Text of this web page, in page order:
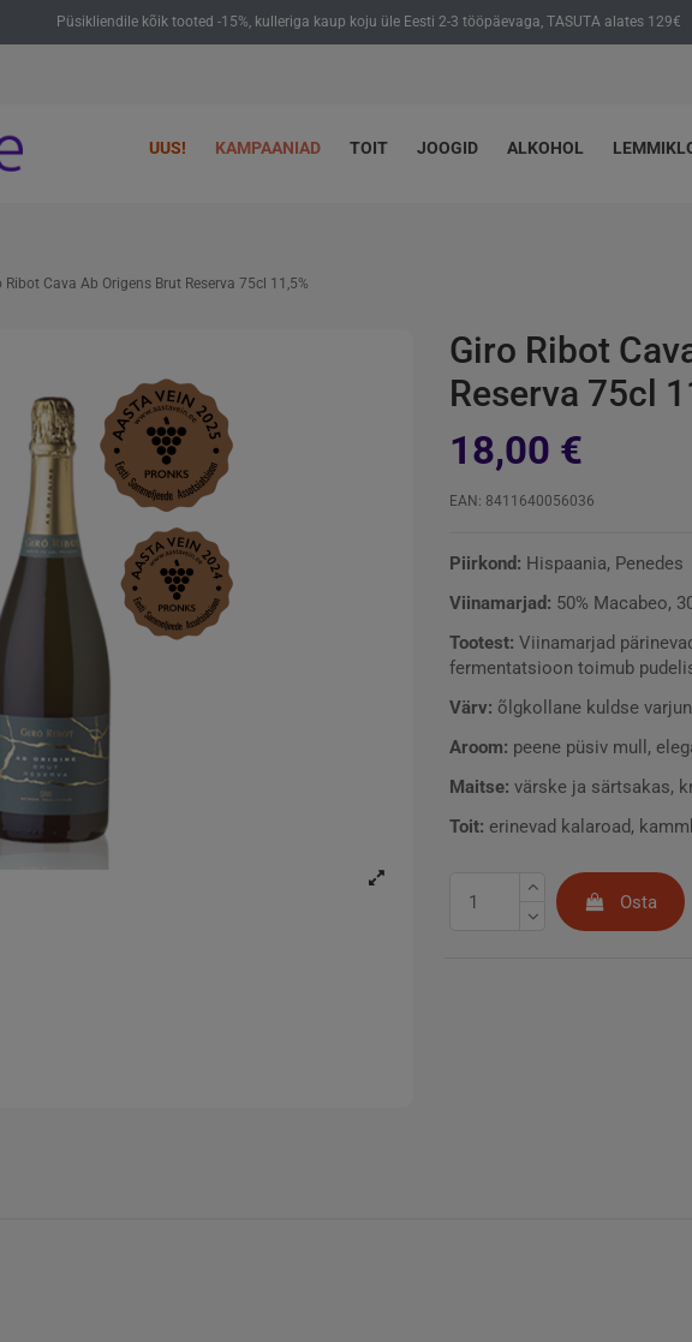
Püsikliendile kõik tooted -15%, kulleriga kaup koju üle Eesti 2-3 tööpäevaga, TASUTA alates 129€
UUS! KAMPAANIAD TOIT JOOGID ALKOHOL
Ribot Cava Ab Origens Brut Reserva 75cl 11,5%
Giro Ribot
Reserva 75cl
18,00 €
EAN: 8411640056036
Piirkond: Hispaania, Penedes
Viinamarjad: 50% Macabeo,
Tootest: Viinamarjad
fermentatsioon toimub
Värv: õlgkollane kuldse
Aroom: peene püsiv mull,
Maitse: värske ja särtsakas,
Toit: erinevad kalaroad,
Osta